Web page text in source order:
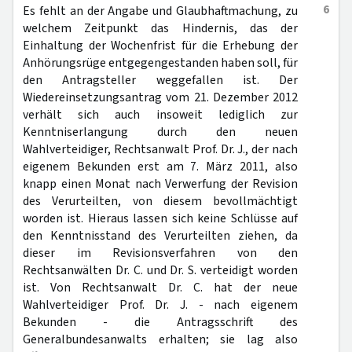
6
Es fehlt an der Angabe und Glaubhaftmachung, zu
welchem Zeitpunkt das Hindernis, das der
Einhaltung der Wochenfrist für die Erhebung der
Anhörungsrüge entgegengestanden haben soll, für
den Antragsteller weggefallen ist. Der
Wiedereinsetzungsantrag vom 21. Dezember 2012
verhält sich auch insoweit lediglich zur
Kenntniserlangung durch den neuen
Wahlverteidiger, Rechtsanwalt Prof. Dr. J., der nach
eigenem Bekunden erst am 7. März 2011, also
knapp einen Monat nach Verwerfung der Revision
des Verurteilten, von diesem bevollmächtigt
worden ist. Hieraus lassen sich keine Schlüsse auf
den Kenntnisstand des Verurteilten ziehen, da
dieser im Revisionsverfahren von den
Rechtsanwälten Dr. C. und Dr. S. verteidigt worden
ist. Von Rechtsanwalt Dr. C. hat der neue
Wahlverteidiger Prof. Dr. J. - nach eigenem
Bekunden - die Antragsschrift des
Generalbundesanwalts erhalten; sie lag also